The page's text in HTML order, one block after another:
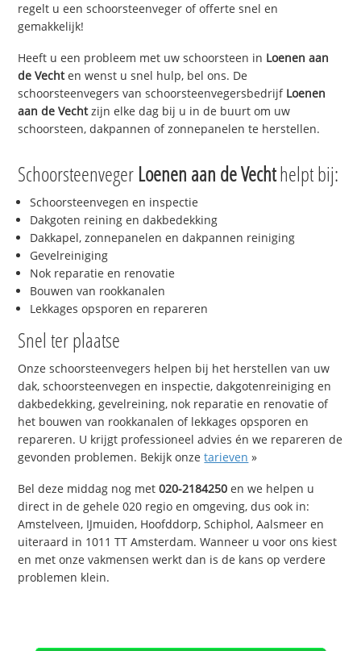
regelt u een schoorsteenveger of offerte snel en
gemakkelijk!
Heeft u een probleem met uw schoorsteen in Loenen aan
de Vechten wenst u snel hulp, bel ons. De
schoorsteenvegers van schoorsteenvegersbedrijf Loenen
aan de Vechtzijn elke dag bij u in de buurt om uw
schoorsteen, dakpannen of zonnepanelen te herstellen.
Schoorsteenveger Loenen aan de Vechthelpt bij:
Schoorsteenvegen en inspectie
Dakgoten reining en dakbedekking
Dakkapel, zonnepanelen en dakpannen reiniging
Gevelreiniging
Nok reparatie en renovatie
Bouwen van rookkanalen
Lekkages opsporen en repareren
Snel ter plaatse
Onze schoorsteenvegers helpen bij het herstellen van uw
dak, schoorsteenvegen en inspectie, dakgotenreiniging en
dakbedekking, gevelreining, nok reparatie en renovatie of
het bouwen van rookkanalen of lekkages opsporen en
repareren. U krijgt professioneel advies én we repareren de
gevonden problemen. Bekijk onzetarieven »
Bel deze middag nog met020-2184250 en we helpen u
direct in de gehele 020 regio en omgeving, dus ook in:
Amstelveen, IJmuiden, Hoofddorp, Schiphol, Aalsmeer en
uiteraard in 1011 TT Amsterdam. Wanneer u voor ons kiest
en met onze vakmensen werkt dan is de kans op verdere
problemen klein.